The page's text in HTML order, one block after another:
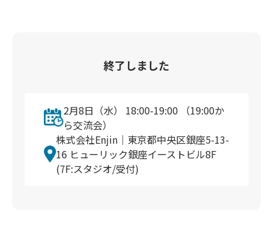
終了しました
2月8日（水） 18:00-19:00 （19:00か
ら交流会）
株式会社Enjin｜東京都中央区銀座5-13-
16 ヒューリック銀座イーストビル8F
(7F:スタジオ/受付)